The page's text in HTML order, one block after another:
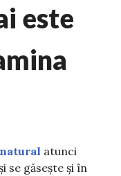
este
natural atunci
se găsește și în